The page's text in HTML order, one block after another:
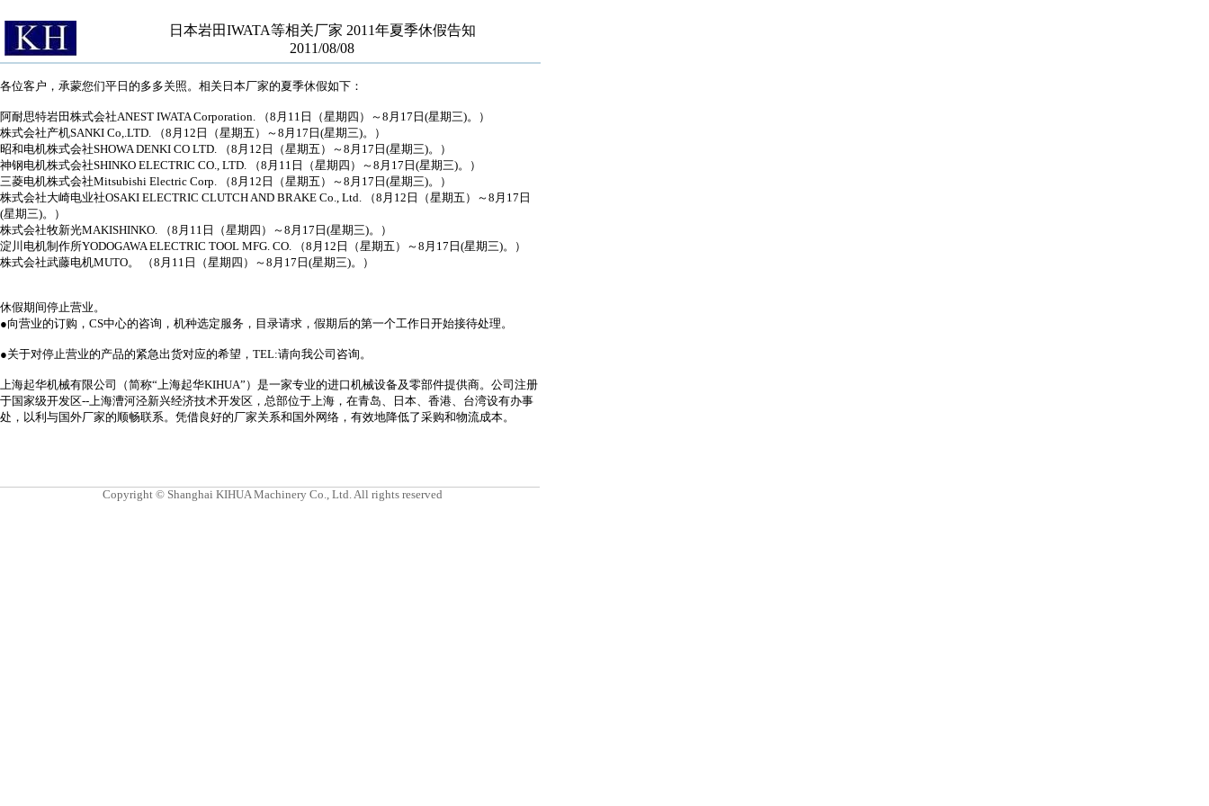
日本岩田IWATA等相关厂家 2011年夏季休假告知
2011/08/08
各位客户，承蒙您们平日的多多关照。相关日本厂家的夏季休假如下：
阿耐思特岩田株式会社ANEST IWATA Corporation. （8月11日（星期四）～8月17日(星期三)。）
株式会社产机SANKI Co,.LTD. （8月12日（星期五）～8月17日(星期三)。）
昭和电机株式会社SHOWA DENKI CO LTD. （8月12日（星期五）～8月17日(星期三)。）
神钢电机株式会社SHINKO ELECTRIC CO., LTD. （8月11日（星期四）～8月17日(星期三)。）
三菱电机株式会社Mitsubishi Electric Corp. （8月12日（星期五）～8月17日(星期三)。）
株式会社大崎电业社OSAKI ELECTRIC CLUTCH AND BRAKE Co., Ltd. （8月12日（星期五）～8月17日
(星期三)。）
株式会社牧新光MAKISHINKO. （8月11日（星期四）～8月17日(星期三)。）
淀川电机制作所YODOGAWA ELECTRIC TOOL MFG. CO. （8月12日（星期五）～8月17日(星期三)。）
株式会社武藤电机MUTO。 （8月11日（星期四）～8月17日(星期三)。）
休假期间停止营业。
●向营业的订购，CS中心的咨询，机种选定服务，目录请求，假期后的第一个工作日开始接待处理。
●关于对停止营业的产品的紧急出货对应的希望，TEL:请向我公司咨询。
上海起华机械有限公司（简称“上海起华KIHUA”）是一家专业的进口机械设备及零部件提供商。公司注册
于国家级开发区--上海漕河泾新兴经济技术开发区，总部位于上海，在青岛、日本、香港、台湾设有办事
处，以利与国外厂家的顺畅联系。凭借良好的厂家关系和国外网络，有效地降低了采购和物流成本。
Copyright © Shanghai KIHUA Machinery Co., Ltd. All rights reserved